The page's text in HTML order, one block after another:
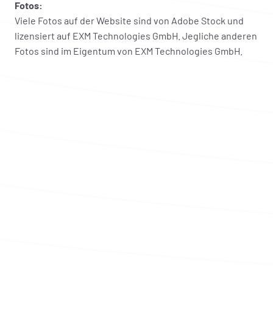
Fotos:
Viele Fotos auf der Website sind von Adobe Stock und
lizensiert auf EXM Technologies GmbH. Jegliche anderen
Fotos sind im Eigentum von EXM Technologies GmbH.